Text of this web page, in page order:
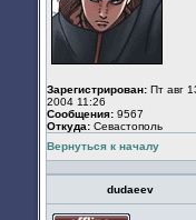
Зарегистрирован: Пт авг
2004 11:26
Сообщения: 9567
Откуда: Севастополь
Вернуться к началу
dudaeev